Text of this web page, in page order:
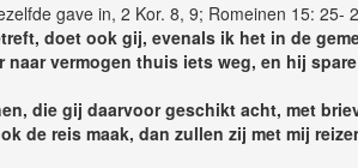
gave in, 2 Kor. 8, 9; Romeinen 15: 25-
doet ook gij, evenals ik het in de
naar vermogen thuis iets weg, en hij
die gij daarvoor geschikt acht, met
de reis maak, dan zullen zij met mij